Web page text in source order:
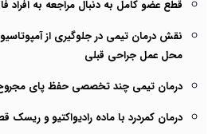
قطع عضو کامل به دنبال مراجعه به افراد
نقش درمان تیمی در جلوگیری از
محل عمل جراحی قبلی
درمان تیمی چند تخصصی حفظ پای
درمان کمردرد با ماده رادیواکتیو و ریسک